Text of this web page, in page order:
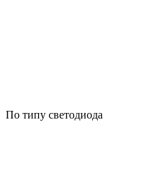
По типу светодиода